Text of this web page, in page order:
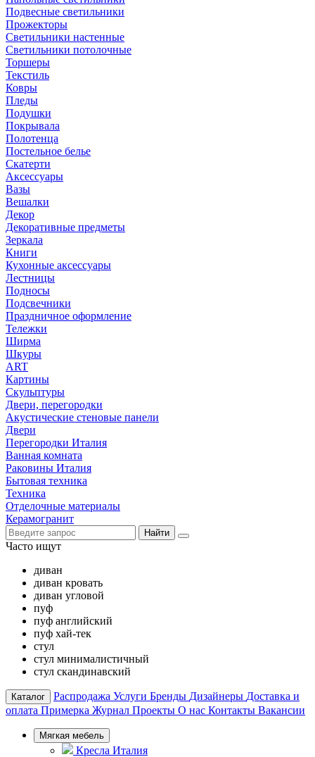
Подвесные светильники
Прожекторы
Светильники настенные
Светильники потолочные
Торшеры
Текстиль
Ковры
Пледы
Подушки
Покрывала
Полотенца
Постельное белье
Скатерти
Аксессуары
Вазы
Вешалки
Декор
Декоративные предметы
Зеркала
Книги
Кухонные аксессуары
Лестницы
Подносы
Подсвечники
Праздничное оформление
Тележки
Ширма
Шкуры
ART
Картины
Скульптуры
Двери, перегородки
Акустические стеновые панели
Двери
Перегородки Италия
Ванная комната
Раковины Италия
Бытовая техника
Техника
Отделочные материалы
Керамогранит
Найти
Часто ищут
диван
диван кровать
диван угловой
пуф
пуф английский
пуф хай-тек
стул
стул минималистичный
стул скандинавский
Каталог Распродажа Услуги Бренды Дизайнеры Доставка и
оплата Примерка Журнал Проекты О нас Контакты Вакансии
Мягкая мебель
Кресла Италия